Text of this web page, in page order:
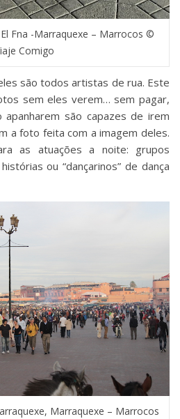
Fna -Marraquexe – Marrocos ©
Comigo
são todos artistas de rua. Este
sem eles verem… sem pagar,
são capazes de irem
a foto feita com a imagem deles.
as atuações a noite: grupos
ou “dançarinos” de dança
Marraquexe – Marrocos